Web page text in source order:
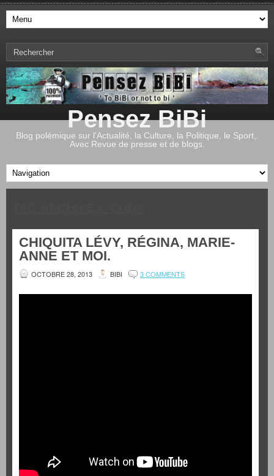
Pensez BiBi
Blog polémique sur l'Actualité, la Culture, la Politique, le Sport,.
Avec Revue de presse et de blogs.
CHIQUITA LÉVY, RÉGINA, MARIE-
ANNE ET MOI.
OCTOBRE 28, 2013 BIBI 3 COMMENTS